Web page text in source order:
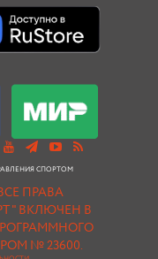
СПОРТОМ
ПРАВА
" ВКЛЮЧЕН В
№ 23600.